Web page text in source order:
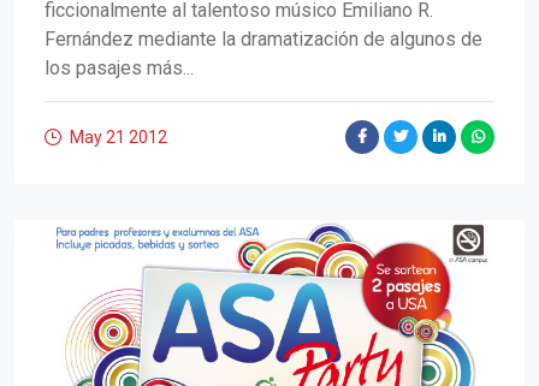
ficcionalmente al talentoso músico Emiliano R.
Fernández mediante la dramatización de algunos de
los pasajes más...
May 21 2012